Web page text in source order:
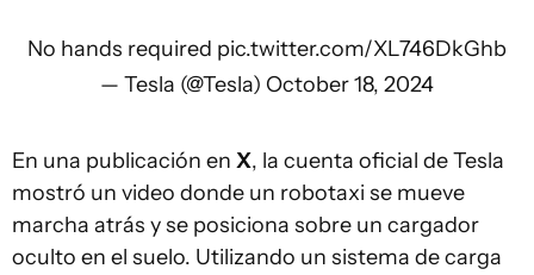
No hands required pic.twitter.com/XL746DkGhb
— Tesla (@Tesla) October 18, 2024
En una publicación en X, la cuenta oficial de Tesla
mostró un video donde un robotaxi se mueve
marcha atrás y se posiciona sobre un cargador
oculto en el suelo. Utilizando un sistema de carga